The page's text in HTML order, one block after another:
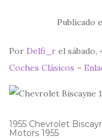
Publicado
Por Delfi_r el sábado,
Coches Clásicos –
1955 Chevrolet
Motors 1955